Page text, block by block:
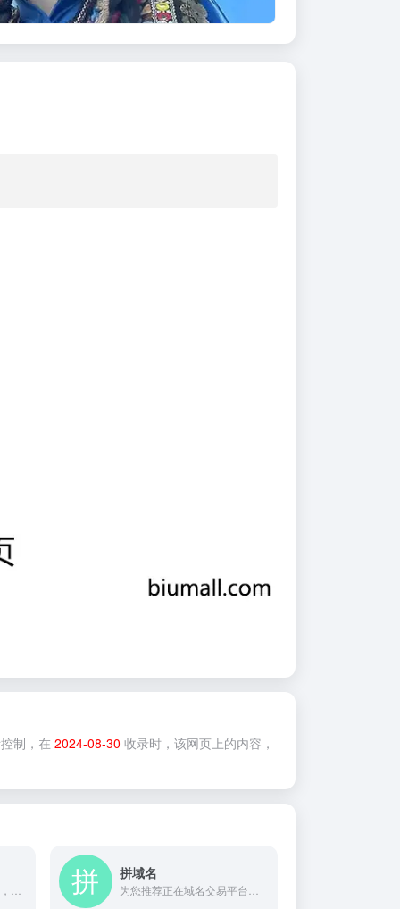
制，在 2024-08-30 收录时，该网页上的内容，
拼域名